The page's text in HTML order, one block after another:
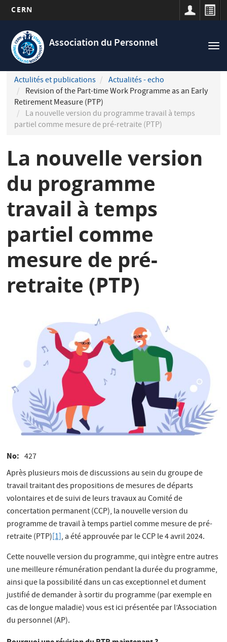
contenu
principal
CERN
Association du Personnel
Navigation
principale
Actulités et publications
Actualités - echo
Revision of the Part-time Work Programme as an Early
Retirement Measure (PTP)
La nouvelle version du programme travail à temps
partiel comme mesure de pré-retraite (PTP)
La nouvelle version
du programme
travail à temps
partiel comme
mesure de pré-
retraite (PTP)
No
427
Après plusieurs mois de discussions au sein du groupe de
travail traitant des propositions de mesures de départs
volontaires et de suivi de leurs travaux au Comité de
concertation permanent (CCP), la nouvelle version du
programme de travail à temps partiel comme mesure de pré-
retraite (PTP)[1], a été approuvée par le CCP le 4 avril 2024.
Cette nouvelle version du programme, qui intègre entre autres
une meilleure rémunération pendant la durée du programme,
ainsi que la possibilité dans un cas exceptionnel et dument
justifié de demander à sortir du programme (par exemple en
cas de longue maladie) vous est ici présentée par l’Association
du personnel (AP).